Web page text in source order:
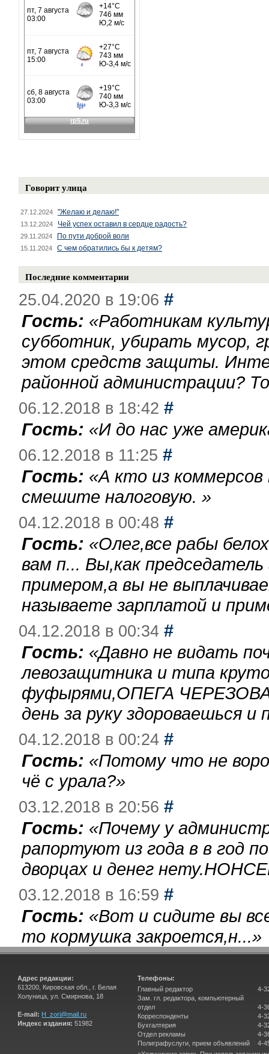
Говорит улица
27.12.2024 "Желаю и делаю!"
13.12.2024 Чей успех оставил в сердце радость?
29.11.2024 По пути доброй воли
15.11.2024 С чем обратились бы к детям?
Последние комментарии
25.04.2020 в 19:06 #
Гость: «Работникам
субботник, убирать мусор,
этом средств защиты.
районной администрации?
06.12.2018 в 18:42 #
Гость: «И до нас уже
06.12.2018 в 11:25 #
Гость: «А кто из
смешите налоговую. »
04.12.2018 в 00:48 #
Гость: «Олег,все рабы
вам п... Вы,как
примером,а вы не
называете зарплатой и
04.12.2018 в 00:34 #
Гость: «Давно не видать
левозащитника и типа
фуфырями,ОПЕГА
день за руку здороваешься
04.12.2018 в 00:24 #
Гость: «Потому что не
чё с урала?»
03.12.2018 в 20:56 #
Гость: «Почему у
рапортуют из года в в год
дворцах и денег
03.12.2018 в 16:59 #
Гость: «Вот и сидите вы
то кормушка закроется,н...»
Адрес редакции:
613200, Кировская обл., г. Белая
Холуница, ул. Смирнова, 18
E-mail: H_zori@mail.ru
Индекс издания: 51982
Телефоны:
Главный редактор
Зам. гл. редактора, компьютерный
отдел
Корреспонденты
Бухгалтерия
Отдел рекламы
Полиграфуслуги, прием объявлений
4-
4-
4-
4-
4-
4-